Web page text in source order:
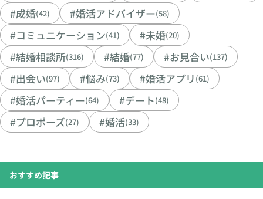
#成婚(42) #婚活アドバイザー(58)
#コミュニケーション(41) #未婚(20)
#結婚相談所(316) #結婚(77) #お見合い(137)
#出会い(97) #悩み(73) #婚活アプリ (61)
#婚活パーティー(64) #デート(48)
#プロポーズ(27) #婚活(33)
おすすめ記事